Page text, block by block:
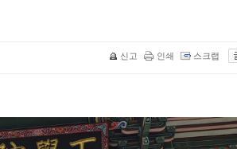
신고 인쇄 스크랩